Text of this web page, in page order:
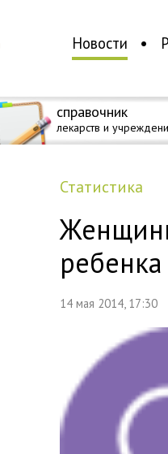
Новости
справочник
лекарств и
статистика
14 мая 2014, 17:30